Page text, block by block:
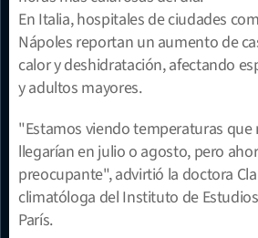
En Italia, hospitales de ciudades
Nápoles reportan un aumento de
calor y deshidratación, afectando
y adultos mayores.
"Estamos viendo temperaturas
llegarían en julio o agosto, pero
preocupante", advirtió la doctora
climatóloga del Instituto de
París.